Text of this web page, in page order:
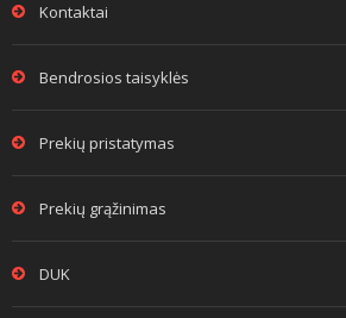
Kontaktai
Bendrosios taisyklės
Prekių pristatymas
Prekių grąžinimas
DUK